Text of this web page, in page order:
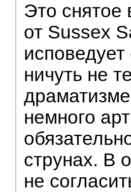
Это снятое
от Sussex
ничуть не
немного
струнах. В
не